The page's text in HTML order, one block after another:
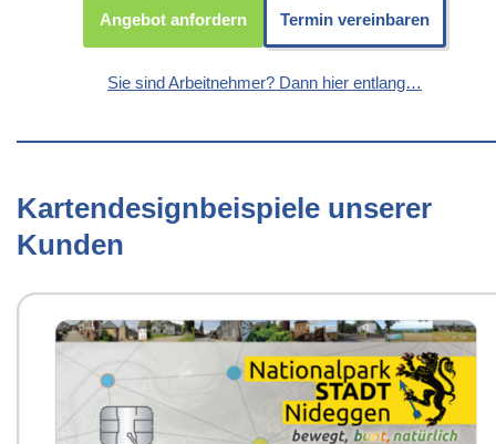
Angebot anfordern Termin vereinbaren
Sie sind Arbeitnehmer? Dann hier entlang…
Kartendesignbeispiele unserer
Kunden